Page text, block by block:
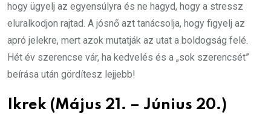
hogy ügyelj az egyensúlyra és ne hagyd, hogy a stressz
eluralkodjon rajtad. A jósnő azt tanácsolja, hogy figyelj az
apró jelekre, mert azok mutatják az utat a boldogság felé.
Hét év szerencse vár, ha kedvelés és a „sok szerencsét”
beírása után gördítesz lejjebb!
Ikrek (Május 21. – Június 20.)